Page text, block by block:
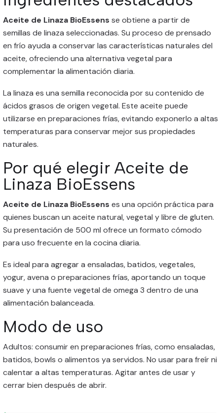
Aceite de Linaza BioEssens se obtiene a partir de
semillas de linaza seleccionadas. Su proceso de prensado
en frío ayuda a conservar las características naturales del
aceite, ofreciendo una alternativa vegetal para
complementar la alimentación diaria.
La linaza es una semilla reconocida por su contenido de
ácidos grasos de origen vegetal. Este aceite puede
utilizarse en preparaciones frías, evitando exponerlo a altas
temperaturas para conservar mejor sus propiedades
naturales.
Por qué elegir Aceite de
Linaza BioEssens
Aceite de Linaza BioEssens es una opción práctica para
quienes buscan un aceite natural, vegetal y libre de gluten.
Su presentación de 500 ml ofrece un formato cómodo
para uso frecuente en la cocina diaria.
Es ideal para agregar a ensaladas, batidos, vegetales,
yogur, avena o preparaciones frías, aportando un toque
suave y una fuente vegetal de omega 3 dentro de una
alimentación balanceada.
Modo de uso
Adultos: consumir en preparaciones frías, como ensaladas,
batidos, bowls o alimentos ya servidos. No usar para freír ni
calentar a altas temperaturas. Agitar antes de usar y
cerrar bien después de abrir.